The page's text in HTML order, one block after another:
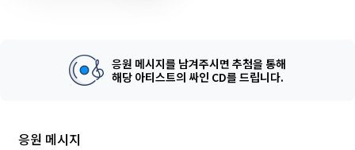
응원 메시지를 남겨주시면 추첨을 통해
해당 아티스트의 싸인 CD를 드립니다.
응원 메시지